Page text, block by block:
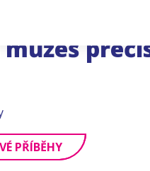
PŘÍBĚHY